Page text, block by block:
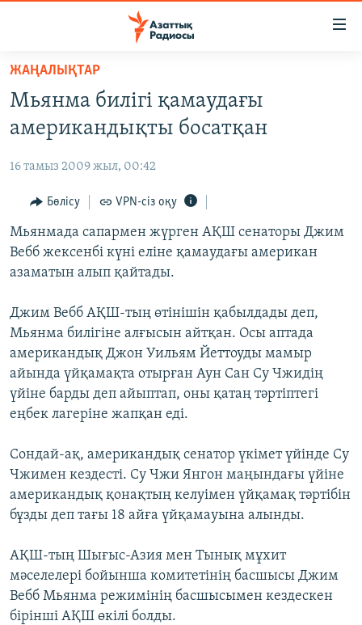
Skip
main
content
to
Navigation
Skip
to
Search
ЖАҢАЛЫҚТАР
AZATTYQTV
ҚАҢТАР ОҚИҒАСЫ
АДАМ ҚҰҚЫҚТАРЫ
ӘЛЕУМЕТ
ӘЛЕМ
Русский
ЖАЗЫЛЫҢЫЗ
Басқа тілдерде
ЖАҢАЛЫҚТАР
Мьянма билігі қамаудағы
американдықты босатқан
16 тамыз 2009 жыл, 00:42
Бөлісу VPN-сіз оқу
Мьянмада сапармен жүрген АҚШ сенаторы Джим
Вебб жексенбі күні еліне қамаудағы американ
азаматын алып қайтады.
Джим Вебб АҚШ-тың өтінішін қабылдады деп,
Мьянма билігіне алғысын айтқан. Осы аптада
американдық Джон Уильям Йеттоуды мамыр
айында үйқамақта отырған Аун Сан Су Чжидің
үйіне барды деп айыптап, оны қатаң тәртіптегі
еңбек лагеріне жапқан еді.
Сондай-ақ, американдық сенатор үкімет үйінде Су
Чжимен кездесті. Су Чжи Янгон маңындағы үйіне
американдық қонақтың келуімен үйқамақ тәртібін
бұзды деп тағы 18 айға үйқамауына алынды.
АҚШ-тың Шығыс-Азия мен Тынық мұхит
мәселелері бойынша комитетінің басшысы Джим
Вебб Мьянма режимінің басшысымен кездескен
бірінші АҚШ өкілі болды.